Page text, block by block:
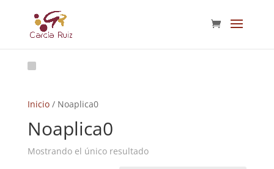
Inicio/ Noaplica0
Noaplica0
Mostrando el único resultado